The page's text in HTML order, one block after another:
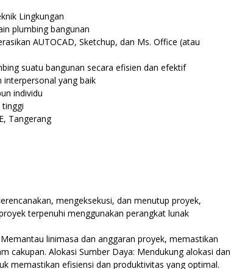
Lingkungan
plumbing bangunan
AUTOCAD, Sketchup, dan Ms. Office (atau
suatu bangunan secara efisien dan efektif
interpersonal yang baik
individu
Tangerang
mengeksekusi, dan menutup proyek,
terpenuhi menggunakan perangkat lunak
linimasa dan anggaran proyek, memastikan
cakupan. Alokasi Sumber Daya: Mendukung alokasi dan
memastikan efisiensi dan produktivitas yang optimal.